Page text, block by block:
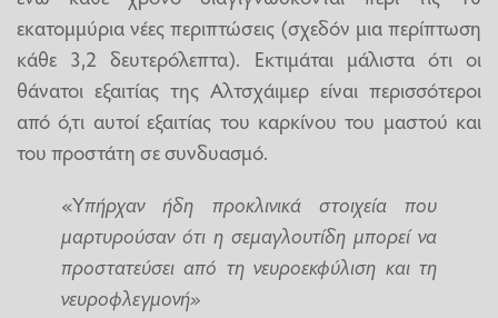
εκατομμύρια νέες περιπτώσεις (σχεδόν μια περίπτωση
κάθε 3,2 δευτερόλεπτα). Εκτιμάται μάλιστα ότι οι
θάνατοι εξαιτίας της Αλτσχάιμερ είναι περισσότεροι
από ό,τι αυτοί εξαιτίας του καρκίνου του μαστού και
του προστάτη σε συνδυασμό.
«Υπήρχαν ήδη προκλινικά στοιχεία που
μαρτυρούσαν ότι η σεμαγλουτίδη μπορεί να
προστατεύσει από τη νευροεκφύλιση και τη
νευροφλεγμονή»